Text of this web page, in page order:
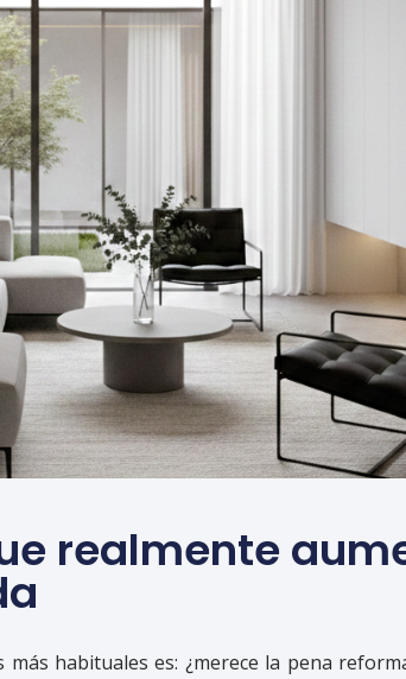
realmente
habituales es: ¿merece la pena